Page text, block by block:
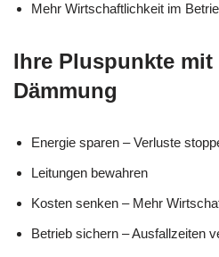
Mehr Wirtschaftlichkeit im
Ihre Pluspunkte
Dämmung
Energie sparen – Verluste
Leitungen bewahren
Kosten senken – Mehr
Betrieb sichern – Ausfallzeiten